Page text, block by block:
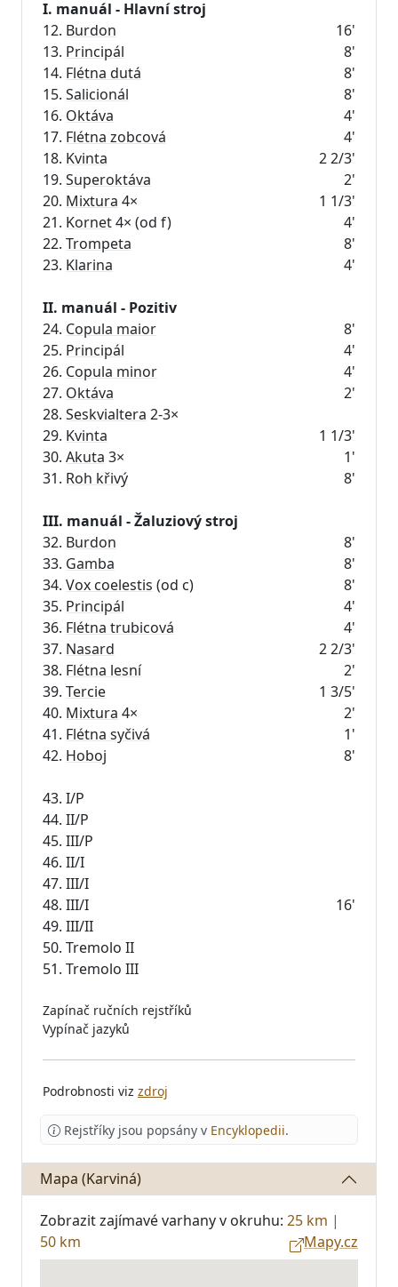
I. manuál - Hlavní stroj
12. Burdon
16'
13. Principál
8'
14. Flétna dutá
8'
15. Salicionál
8'
16. Oktáva
4'
17. Flétna zobcová
4'
18. Kvinta
2 2/3'
19. Superoktáva
2'
20. Mixtura 4×
1 1/3'
21. Kornet4× (od f)
4'
22. Trompeta
8'
23. Klarina 4'
II. manuál - Pozitiv
24. Copula maior
8'
25. Principál
4'
26. Copula minor
4'
27. Oktáva
2'
28. Seskvialtera 2-3×
29. Kvinta
1 1/3'
30. Akuta 3×
1'
31. Roh křivý 8'
III. manuál - Žaluziový stroj
32. Burdon
8'
33. Gamba
8'
34. Vox coelestis (od c)
8'
35. Principál
4'
36. Flétna trubicová
4'
37. Nasard
2 2/3'
38. Flétna lesní
2'
39. Tercie
1 3/5'
40. Mixtura 4×
2'
41. Flétna syčivá
1'
42. Hoboj 8'
43. I/P
44. II/P
45. III/P
46. II/I
47. III/I
48. III/I
16'
49. III/II
50. Tremolo II
Zapínač ručních rejstříků
Vypínač jazyků
Podrobnosti viz zdroj
Rejstříky jsou popsány v Encyklopedii.
Mapa (Karviná)
Zobrazit zajímavé varhany v okruhu: 25 km |
50 km
Mapy.cz